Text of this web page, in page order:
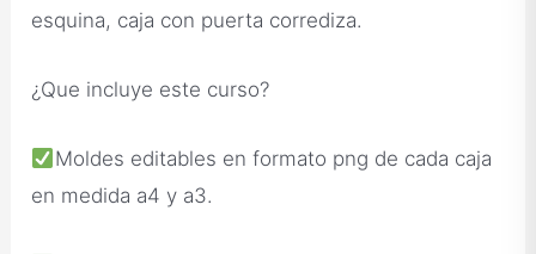
esquina, caja con puerta corrediza.
¿Que incluye este curso?
Moldes editables en formato png de cada caja
en medida a4 y a3.